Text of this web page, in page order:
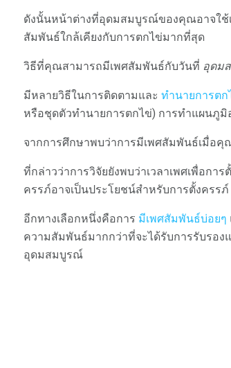
ดังนั้นหน้าต่างที่อุดมสมบูรณ์ของคุณอาจใช้
สัมพันธ์ใกล้เคียงกับการตกไข่มากที่สุด
วิธีที่คุณสามารถมีเพศสัมพันธ์กับวันที่ อุดม
มีหลายวิธีในการติดตามและ ทำนายการตก
หรือชุดตัวทำนายการตกไข่) การทำแผนภู
จากการศึกษาพบว่าการมีเพศสัมพันธ์เมื่อคุ
ที่กล่าวว่าการวิจัยยังพบว่าเวลาเพศเพื่อกา
ครรภ์อาจเป็นประโยชน์สำหรับการตั้งคร
อีกทางเลือกหนึ่งคือการ มีเพศสัมพันธ์บ่อยๆ
ความสัมพันธ์มากกว่าที่จะได้รับการรับรอ
อุดมสมบูรณ์